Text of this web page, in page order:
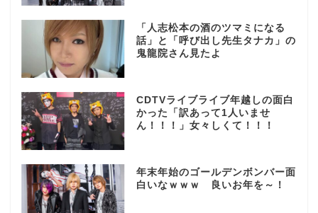
「人志松本の酒のツマミになる
話」と「呼び出し先生タナカ」の
鬼龍院さん見たよ
CDTVライブライブ年越しの面白
かった「訳あって1人いませ
ん！！！」女々しくて！！！
年末年始のゴールデンボンバー面
白いなｗｗｗ 良いお年を～！